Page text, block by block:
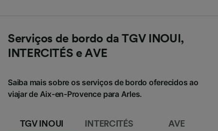
Serviços de bordo da TGV INOUI,
INTERCITÉS e AVE
Saiba mais sobre os serviços de bordo oferecidos ao
viajar de Aix-en-Provence para Arles.
TGV INOUI INTERCITÉS AVE